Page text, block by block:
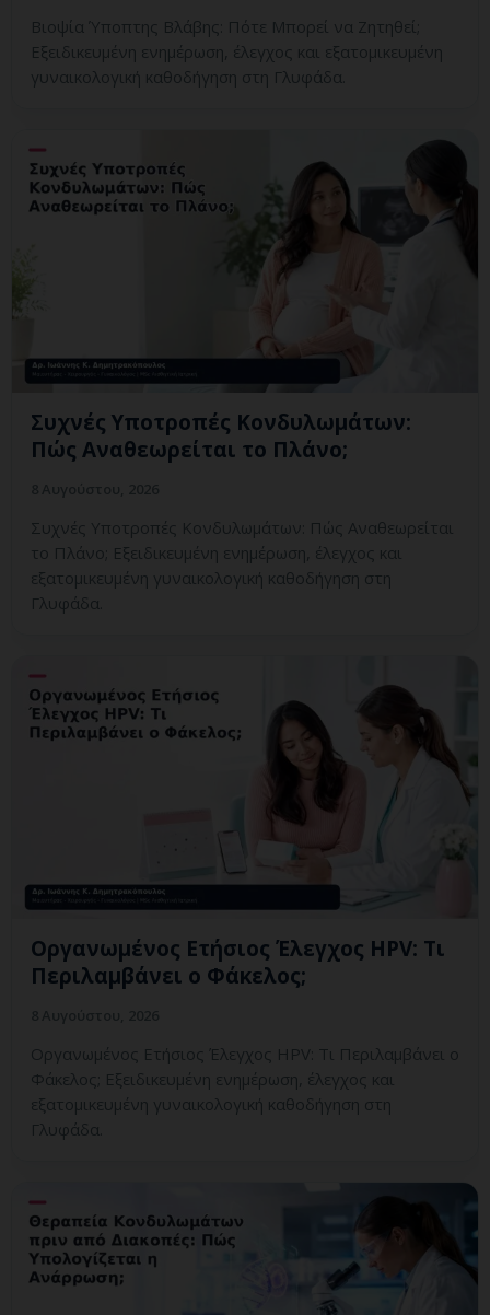
Βιοψία Ύποπτης Βλάβης: Πότε Μπορεί να Ζητηθεί;
Εξειδικευμένη ενημέρωση, έλεγχος και εξατομικευμένη
γυναικολογική καθοδήγηση στη Γλυφάδα.
Συχνές Υποτροπές Κονδυλωμάτων:
Πώς Αναθεωρείται το Πλάνο;
Συχνές Υποτροπές Κονδυλωμάτων: Πώς Αναθεωρείται
το Πλάνο; Εξειδικευμένη ενημέρωση, έλεγχος και
εξατομικευμένη γυναικολογική καθοδήγηση στη
Γλυφάδα.
Οργανωμένος Ετήσιος Έλεγχος HPV: Τι
Περιλαμβάνει ο Φάκελος;
Οργανωμένος Ετήσιος Έλεγχος HPV: Τι Περιλαμβάνει ο
Φάκελος; Εξειδικευμένη ενημέρωση, έλεγχος και
εξατομικευμένη γυναικολογική καθοδήγηση στη
Γλυφάδα.